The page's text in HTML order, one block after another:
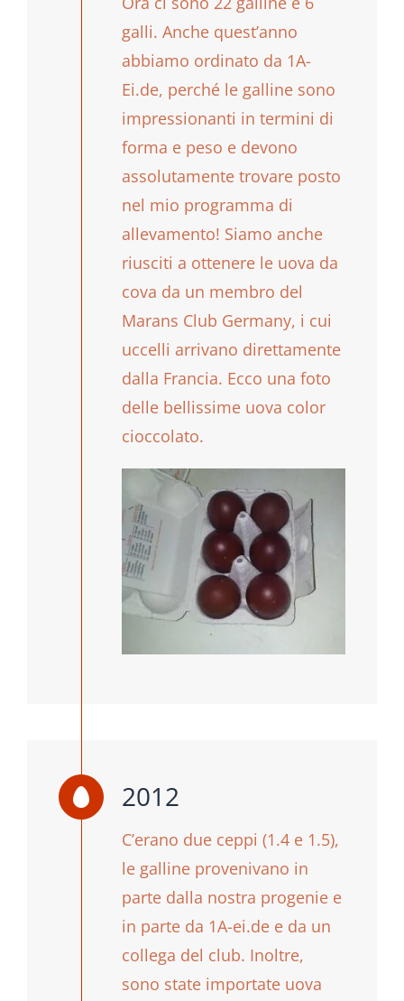
galli. Anche quest’anno
abbiamo ordinato da 1A-
Ei.de, perché le galline sono
impressionanti in termini di
forma e peso e devono
assolutamente trovare posto
nel mio programma di
allevamento! Siamo anche
riusciti a ottenere le uova da
cova da un membro del
Marans Club Germany, i cui
uccelli arrivano direttamente
dalla Francia. Ecco una foto
delle bellissime uova color
cioccolato.
2012
C’erano due ceppi (1.4 e 1.5),
le galline provenivano in
parte dalla nostra progenie e
in parte da 1A-ei.de e da un
collega del club. Inoltre,
sono state importate uova